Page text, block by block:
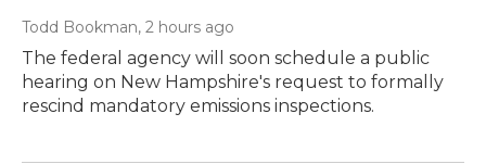
Todd Bookman, 2 hours ago
The federal agency will soon schedule a public
hearing on New Hampshire's request to formally
rescind mandatory emissions inspections.